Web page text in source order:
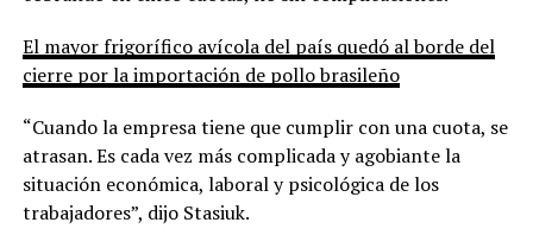
El mayor frigorífico avícola del país quedó al borde del
cierre por la importación de pollo brasileño
“Cuando la empresa tiene que cumplir con una cuota, se
atrasan. Es cada vez más complicada y agobiante la
situación económica, laboral y psicológica de los
trabajadores”, dijo Stasiuk.